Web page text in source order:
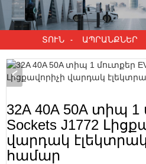
ՏՈՒՆ ԱՊՐԱՆՔՆԵՐ
32A 40A 50A տիպ 1
Sockets J1772
վարդակ
համար